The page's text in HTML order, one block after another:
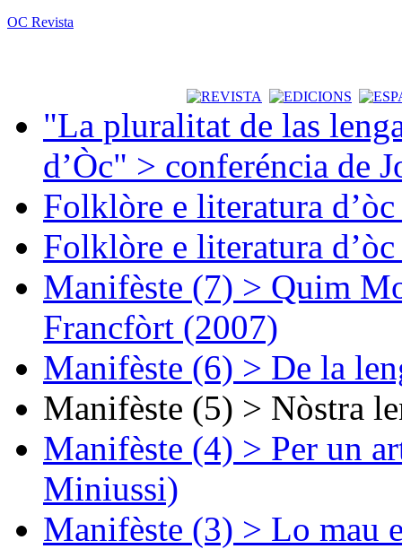
OC Revista
"La pluralitat de las
d’Òc" > conferéncia de
Folklòre e literatura
Folklòre e literatura
Manifèste (7) > Quim
Francfòrt (2007)
Manifèste (6) > De la
Manifèste (5) > Nòstra
Manifèste (4) > Per un
Miniussi)
Manifèste (3) > Lo mau